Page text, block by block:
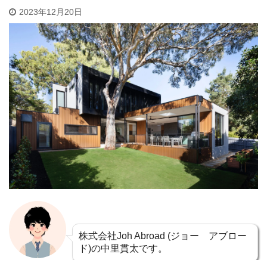
2023年12月20日
株式会社Joh Abroad (ジョー アブロー
ド)の中里貫太です。